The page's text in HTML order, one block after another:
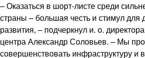
– Оказаться в шорт-листе среди
страны – большая честь и стимул для
развития, – подчеркнул и. о.
центра Александр Соловьев. – Мы
совершенствовать инфраструктуру и